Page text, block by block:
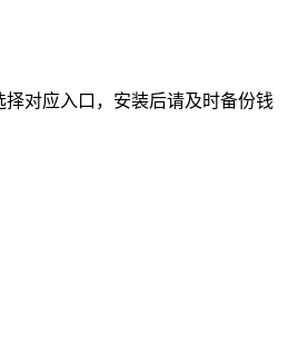
择对应入口，安装后请及时备份钱